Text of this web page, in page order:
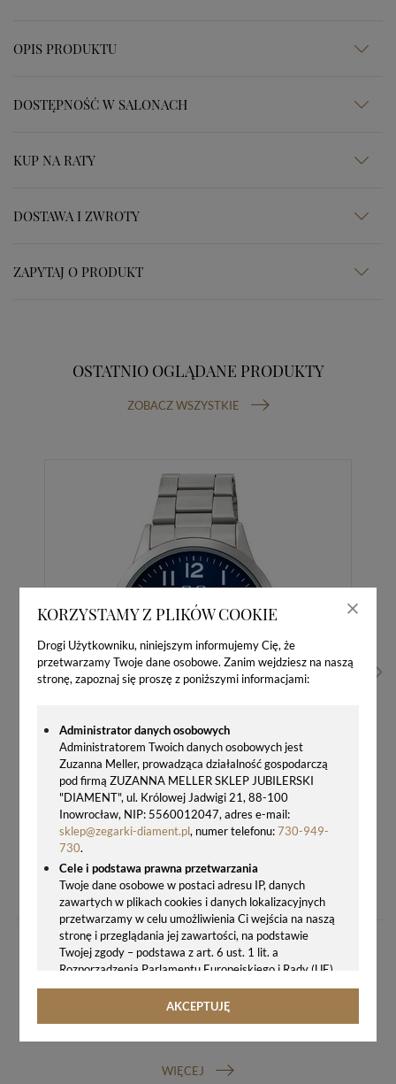
KORZYSTAMY Z PLIKÓW COOKIE
Drogi Użytkowniku, niniejszym informujemy Cię, że
przetwarzamy Twoje dane osobowe. Zanim wejdziesz na naszą
stronę, zapoznaj się proszę z poniższymi informacjami:
Administrator danych osobowych
Administratorem Twoich danych osobowych jest
Zuzanna Meller, prowadząca działalność gospodarczą
pod firmą ZUZANNA MELLER SKLEP JUBILERSKI
"DIAMENT", ul. Królowej Jadwigi 21, 88-100
Inowrocław, NIP: 5560012047, adres e-mail:
sklep@zegarki-diament.pl, numer telefonu:730-949-
730.
Cele i podstawa prawna przetwarzania
Twoje dane osobowe w postaci adresu IP, danych
zawartych w plikach cookies i danych lokalizacyjnych
przetwarzamy w celu umożliwienia Ci wejścia na naszą
stronę i przeglądania jej zawartości, na podstawie
Twojej zgody – podstawa z art. 6 ust. 1 lit. a
Rozporządzenia Parlamentu Europejskiego i Rady (UE)
2016/679 z 27.04.2016 r. w sprawie ochrony osób
fizycznych w związku z przetwarzaniem danych
AKCEPTUJĘ
OPIS PRODUKTU
DOSTĘPNOŚĆ W SALONACH
KUP NA RATY
DOSTAWA I ZWROTY
ZAPYTAJ O PRODUKT
OSTATNIO OGLĄDANE PRODUKTY
ZOBACZ WSZYSTKIE
149,00 zł
WIĘCEJ